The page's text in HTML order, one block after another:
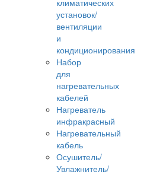
климатических
установок/
вентиляции
и
кондиционирования
Набор
для
нагревательных
кабелей
Нагреватель
инфракрасный
Нагревательный
кабель
Осушитель/
Увлажнитель/